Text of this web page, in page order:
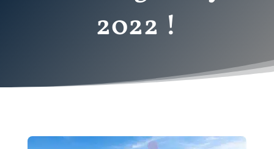
2022 !